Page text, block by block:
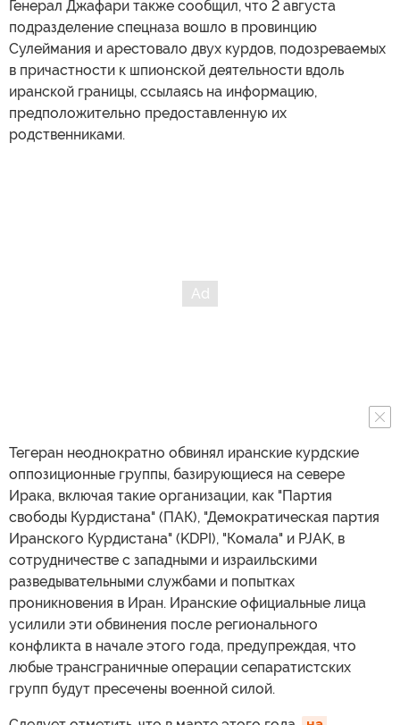
Генерал Джафари также сообщил, что 2 августа
подразделение спецназа вошло в провинцию
Сулеймания и арестовало двух курдов, подозреваемых
в причастности к шпионской деятельности вдоль
иранской границы, ссылаясь на информацию,
предположительно предоставленную их
родственниками.
Тегеран неоднократно обвинял иранские курдские
оппозиционные группы, базирующиеся на севере
Ирака, включая такие организации, как "Партия
свободы Курдистана" (ПАК), "Демократическая партия
Иранского Курдистана" (KDPI), "Комала" и PJAK, в
сотрудничестве с западными и израильскими
разведывательными службами и попытках
проникновения в Иран. Иранские официальные лица
усилили эти обвинения после регионального
конфликта в начале этого года, предупреждая, что
любые трансграничные операции сепаратистских
групп будут пресечены военной силой.